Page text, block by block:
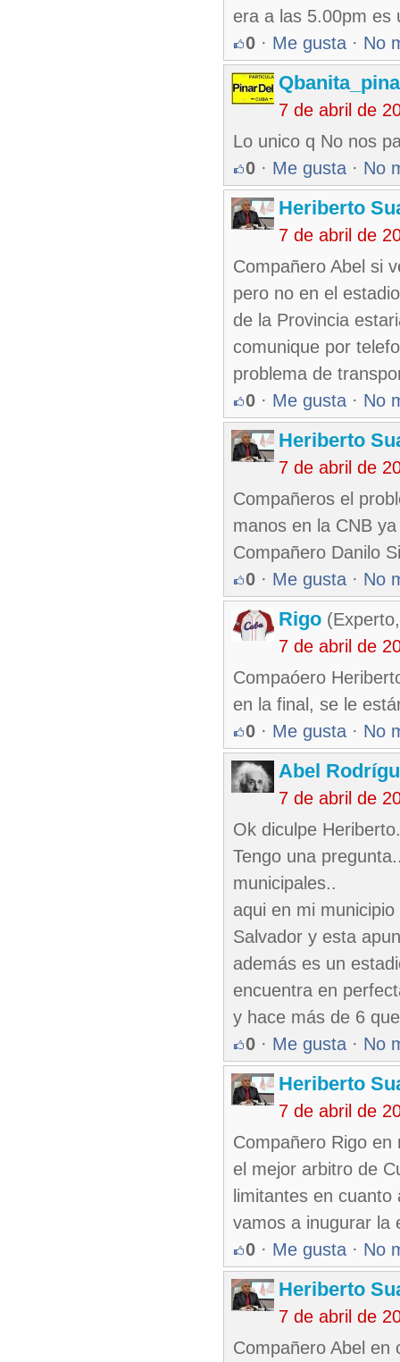
era a las 5.00pm es
0 · Me gusta · No
7 de abril de
Lo unico q No nos
0 · Me gusta · No
Heriberto
7 de abril de
Compañero Abel si
pero no en el
de la Provincia
comunique por
problema de
0 · Me gusta · No
Heriberto
7 de abril de
Compañeros el
manos en la CNB
Compañero Danilo
0 · Me gusta · No
Rigo
7 de abril de
Compaóero
en la final, se le
0 · Me gusta · No
Abel
7 de abril de
Ok diculpe
Tengo una
municipales..
aqui en mi
Salvador y esta
además es un
encuentra en
y hace más de 6
0 · Me gusta · No
Heriberto
7 de abril de
Compañero Rigo
el mejor arbitro de
limitantes en
vamos a inugurar la
0 · Me gusta · No
Heriberto
7 de abril de
Compañero Abel en